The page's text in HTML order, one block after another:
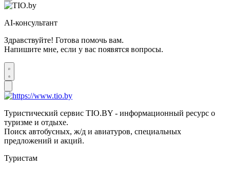
AI-консультант
Здравствуйте! Готова помочь вам.
Напишите мне, если у вас появятся вопросы.
Туристический сервис TIO.BY - информационный ресурс о
туризме и отдыхе.
Поиск автобусных, ж/д и авиатуров, специальных
предложений и акций.
Туристам